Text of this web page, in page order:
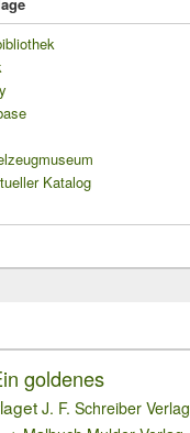
Katalog
goldenes
J. F. Schreiber Verlag